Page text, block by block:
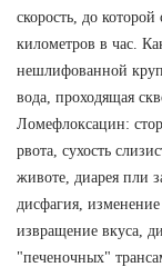
скорость, до
километров в час.
нешлифованной
вода, проходящая
Ломефлоксацин:
рвота, сухость
животе, диарея пли
дисфагия,
извращение вкуса,
"печеночных"